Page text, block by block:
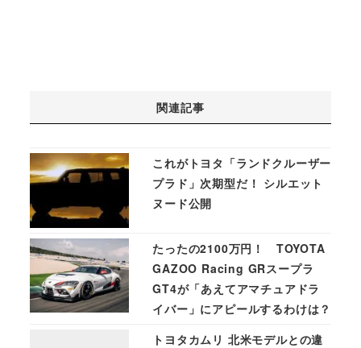
関連記事
これがトヨタ「ランドクルーザー
プラド」次期型だ！ シルエット
ヌード公開
たったの2100万円！ TOYOTA
GAZOO Racing GRスープラ
GT4が「あえてアマチュアドラ
イバー」にアピールするわけは？
トヨタカムリ 北米モデルとの違